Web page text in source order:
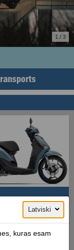
1 / 3
Latviski
kuras esam